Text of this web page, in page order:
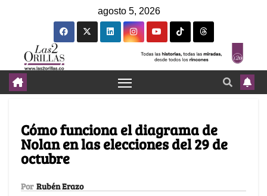
agosto 5, 2026
Cómo funciona el diagrama de
Nolan en las elecciones del 29 de
octubre
Por Rubén Erazo